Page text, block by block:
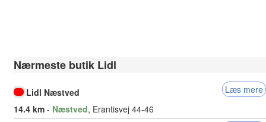
Nærmeste butik Lidl
Lidl Næstved
Læs mere
14.4 km - Næstved, Erantisvej 44-46